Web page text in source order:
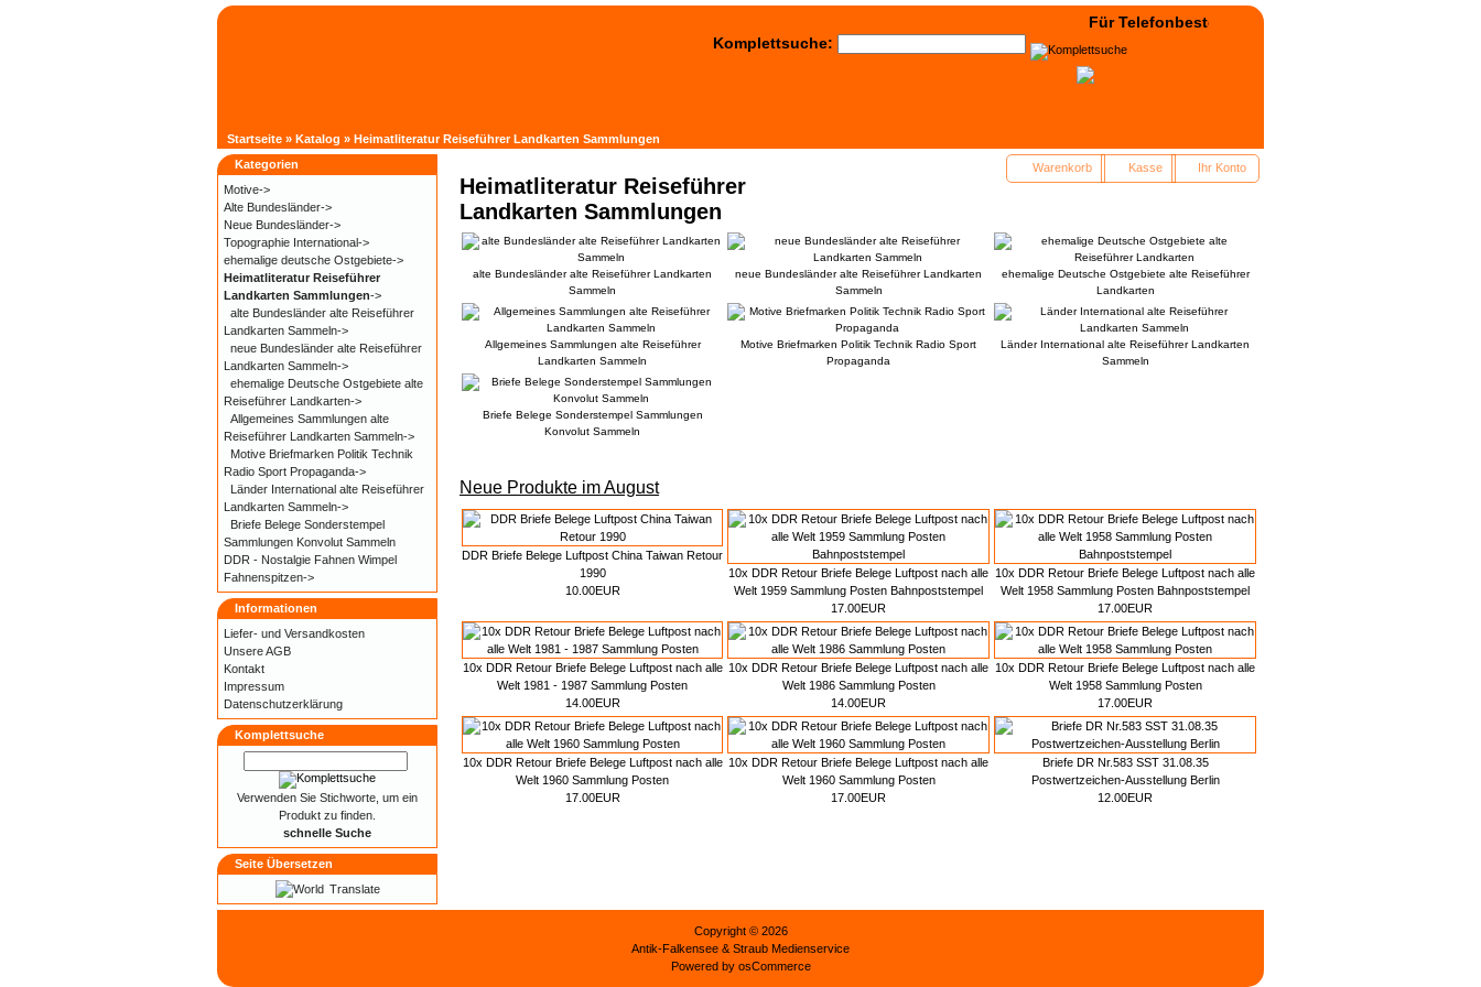
Für Telefonbestellung: +49(0)3322 - 400038
Komplettsuche:
Warenkorb Kasse Ihr Konto
Startseite » Katalog » Heimatliteratur Reiseführer Landkarten Sammlungen
Heimatliteratur Reiseführer
Landkarten Sammlungen
alte Bundesländer alte Reiseführer Landkarten
Sammeln
neue Bundesländer alte Reiseführer Landkarten
Sammeln
ehemalige Deutsche Ostgebiete alte Reiseführer
Landkarten
Allgemeines Sammlungen alte Reiseführer
Landkarten Sammeln
Motive Briefmarken Politik Technik Radio Sport
Propaganda
Länder International alte Reiseführer Landkarten
Sammeln
Briefe Belege Sonderstempel Sammlungen
Konvolut Sammeln
Neue Produkte im August
DDR Briefe Belege Luftpost China Taiwan Retour
1990
10.00EUR
10x DDR Retour Briefe Belege Luftpost nach alle
Welt 1959 Sammlung Posten Bahnpoststempel
17.00EUR
10x DDR Retour Briefe Belege Luftpost nach alle
Welt 1958 Sammlung Posten Bahnpoststempel
17.00EUR
10x DDR Retour Briefe Belege Luftpost nach alle
Welt 1981 - 1987 Sammlung Posten
14.00EUR
10x DDR Retour Briefe Belege Luftpost nach alle
Welt 1986 Sammlung Posten
14.00EUR
10x DDR Retour Briefe Belege Luftpost nach alle
Welt 1958 Sammlung Posten
17.00EUR
10x DDR Retour Briefe Belege Luftpost nach alle
Welt 1960 Sammlung Posten
17.00EUR
10x DDR Retour Briefe Belege Luftpost nach alle
Welt 1960 Sammlung Posten
17.00EUR
Briefe DR Nr.583 SST 31.08.35
Postwertzeichen-Ausstellung Berlin
12.00EUR
Kategorien
Motive->
Alte Bundesländer->
Neue Bundesländer->
Topographie International->
ehemalige deutsche Ostgebiete->
Heimatliteratur Reiseführer
Landkarten Sammlungen->
alte Bundesländer alte Reiseführer
Landkarten Sammeln->
neue Bundesländer alte Reiseführer
Landkarten Sammeln->
ehemalige Deutsche Ostgebiete alte
Reiseführer Landkarten->
Allgemeines Sammlungen alte
Reiseführer Landkarten Sammeln->
Motive Briefmarken Politik Technik
Radio Sport Propaganda->
Länder International alte Reiseführer
Landkarten Sammeln->
Briefe Belege Sonderstempel
Sammlungen Konvolut Sammeln
DDR - Nostalgie Fahnen Wimpel
Fahnenspitzen->
Informationen
Liefer- und Versandkosten
Unsere AGB
Kontakt
Impressum
Datenschutzerklärung
Komplettsuche
Verwenden Sie Stichworte, um ein
Produkt zu finden.
schnelle Suche
Seite Übersetzen
Translate
Copyright © 2026
Antik-Falkensee & Straub Medienservice
Powered by osCommerce